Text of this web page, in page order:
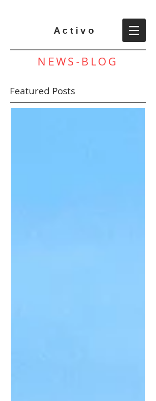
A c t i v o
NEWS-BLOG
Featured Posts